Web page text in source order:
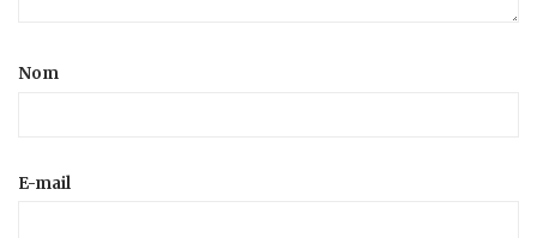
Nom
E-mail